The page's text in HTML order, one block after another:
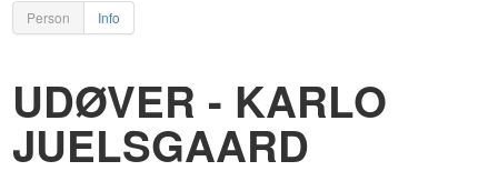
Person Info
UDØVER - KARLO
JUELSGAARD